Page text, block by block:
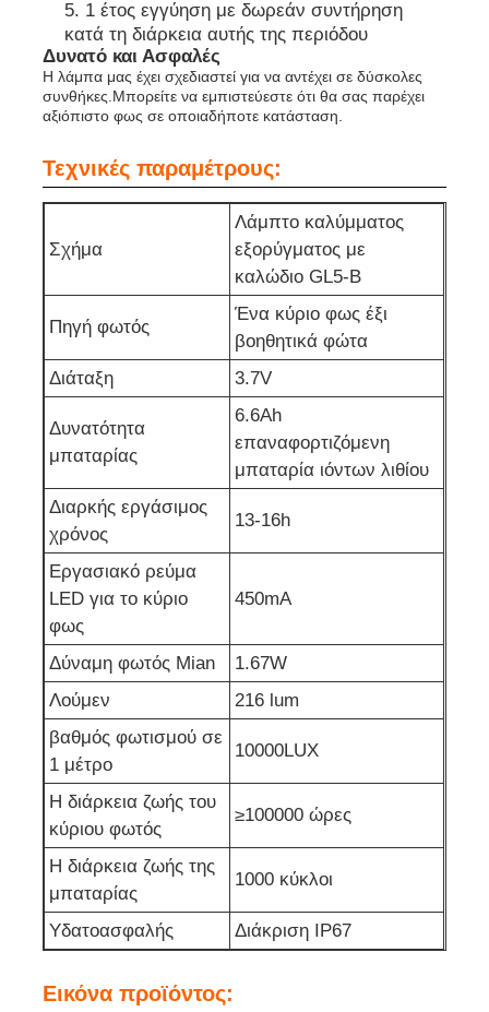
Σχάρα φορτιστή
Υπόγεια ορυχεία
Καυτά πωλώντας προϊόντα
οδηγημένο προειδοποιώντας φως
Φορητή παροχή ηλεκτρικού ρεύματος ενεργειακής
LED High Bay Light
1 έτος εγγύηση με δωρεάν συντήρηση
κατά τη διάρκεια αυτής της περιόδου
Δυνατό και Ασφαλές
Η λάμπα μας έχει σχεδιαστεί για να αντέχει σε δύσκολες
συνθήκες.Μπορείτε να εμπιστεύεστε ότι θα σας παρέχει
αξιόπιστο φως σε οποιαδήποτε κατάσταση.
Τεχνικές παραμέτρους:
Σχήμα
Λάμπτο καλύμματος
εξορύγματος με
καλώδιο GL5-B
Πηγή φωτός
Ένα κύριο φως έξι
βοηθητικά φώτα
Διάταξη
3.7V
Δυνατότητα
μπαταρίας
6.6Ah
επαναφορτιζόμενη
μπαταρία ιόντων λιθίου
Διαρκής εργάσιμος
χρόνος
13-16h
Εργασιακό ρεύμα
LED για το κύριο
φως
450mA
Δύναμη φωτός Mian
1.67W
Λούμεν
216 lum
βαθμός φωτισμού σε
1 μέτρο
10000LUX
Η διάρκεια ζωής του
κύριου φωτός
≥100000 ώρες
Η διάρκεια ζωής της
μπαταρίας
1000 κύκλοι
Υδατοασφαλής Διάκριση IP67
Εικόνα προϊόντος: